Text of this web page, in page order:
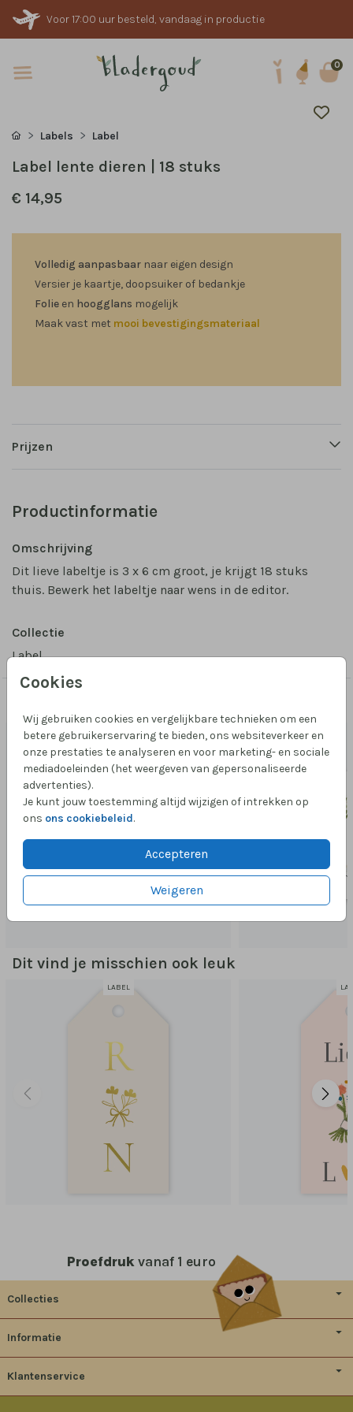
Voor 17:00 uur besteld, vandaag in productie
0
Cookies
Wij gebruiken cookies en vergelijkbare technieken om een
betere gebruikerservaring te bieden, ons websiteverkeer en
onze prestaties te analyseren en voor marketing- en sociale
mediadoeleinden (het weergeven van gepersonaliseerde
advertenties).
Je kunt jouw toestemming altijd wijzigen of intrekken op
ons ons cookiebeleid.
Accepteren
Weigeren
Labels Label
Label lente dieren | 18 stuks
€ 14,95
Volledig aanpasbaar naar eigen design
Versier je kaartje, doopsuiker of bedankje
Folie en hoogglans mogelijk
Maak vast met mooi bevestigingsmateriaal
Prijzen
Productinformatie
Omschrijving
Dit lieve labeltje is 3 x 6 cm groot, je krijgt 18 stuks
thuis. Bewerk het labeltje naar wens in de editor.
Collectie
Label
Dit vind je misschien ook leuk
LABEL
Proefdruk vanaf 1 euro
Collecties
Informatie
Klantenservice